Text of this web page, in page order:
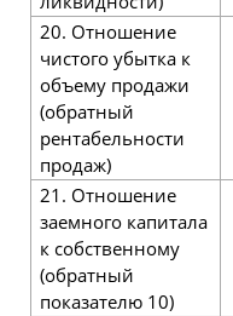
20. Отношение
чистого убытка к
объему продажи
(обратный
рентабельности
продаж)
21. Отношение
заемного капитала
к собственному
(обратный
показателю 10)